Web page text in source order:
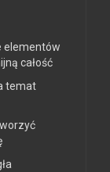
elementów
całość
temat